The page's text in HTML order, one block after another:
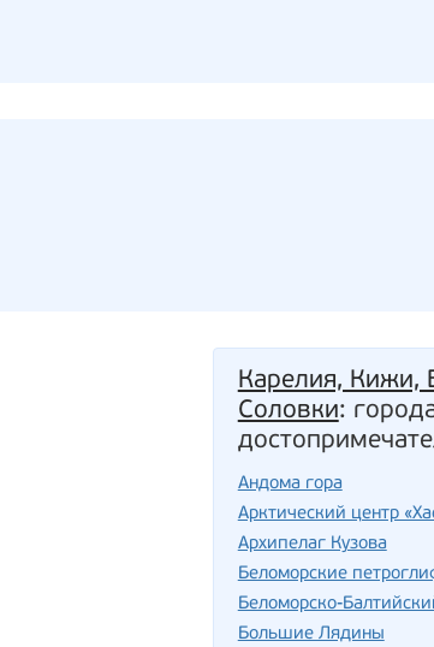
Карелия, Кижи,
Соловки:
Андома гора
Арктический центр
Архипелаг Кузова
Беломорские
Беломорско-
Большие Лядины